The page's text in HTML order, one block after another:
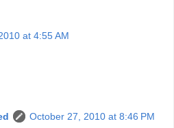
at 4:55 AM
October 27, 2010 at 8:46 PM